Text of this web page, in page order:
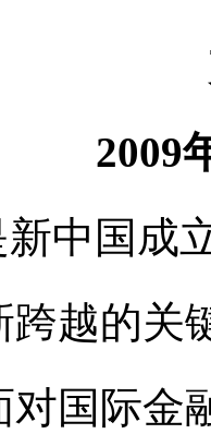
2009
新中国成
跨越的关
对国际金